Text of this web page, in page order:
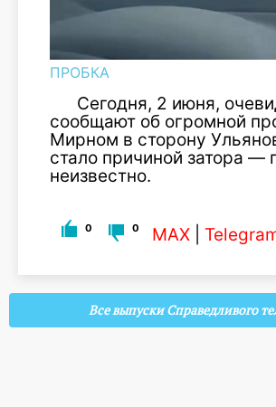
ПРОБКА
Сегодня, 2 июня,
сообщают об огромной
Мирном в сторону
стало причиной затора —
неизвестно.
0 0 MAX
Все выпуски Справедливого